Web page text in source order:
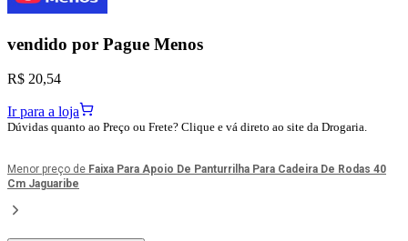
vendido por Pague Menos
R$ 20,54
Ir para a loja
Dúvidas quanto ao Preço ou Frete? Clique e vá direto ao site da Drogaria.
Menor preço de Faixa Para Apoio De Panturrilha Para Cadeira De Rodas 40
Cm Jaguaribe